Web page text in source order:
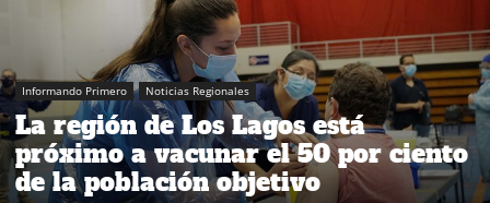
Informando Primero Noticias Regionales
La región de Los Lagos está
próximo a vacunar el 50 por ciento
de la población objetivo